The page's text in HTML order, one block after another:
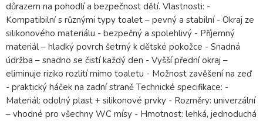
důrazem na pohodlí a bezpečnost dětí. Vlastnosti: -
Kompatibilní s různými typy toalet – pevný a stabilní - Okraj ze
silikonového materiálu - bezpečný a spolehlivý - Příjemný
materiál – hladký povrch šetrný k dětské pokožce - Snadná
údržba – snadno se čistí každý den - Vyšší přední okraj –
eliminuje riziko rozlití mimo toaletu - Možnost zavěšení na zeď
- praktický háček na zadní straně Technické specifikace: -
Materiál: odolný plast + silikonové prvky - Rozměry: univerzální
– vhodné pro všechny WC mísy - Hmotnost: lehká, jednoduchá